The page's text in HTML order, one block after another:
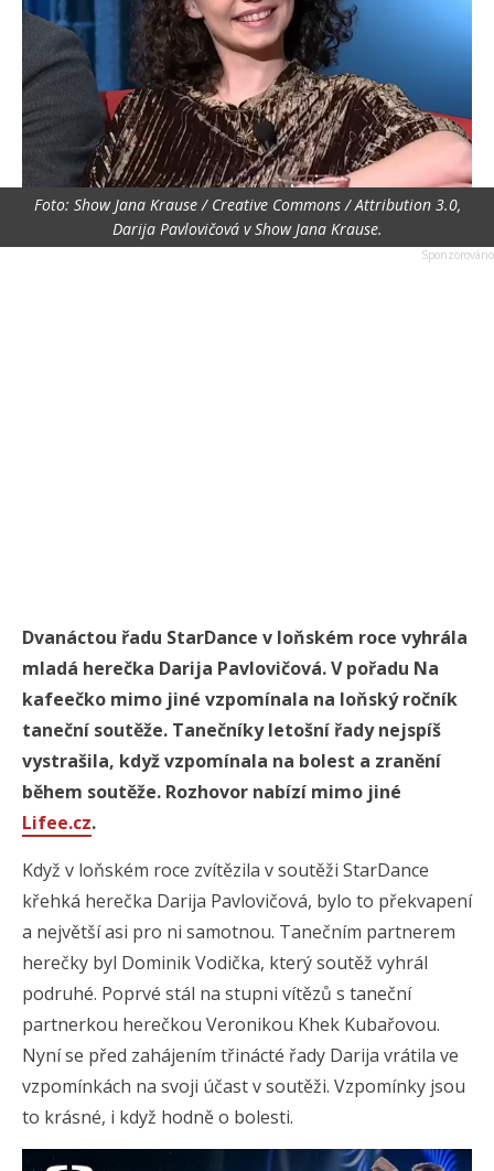
Foto: Show Jana Krause / Creative Commons / Attribution 3.0,
Darija Pavlovičová v Show Jana Krause.
Dvanáctou řadu StarDance v loňském roce vyhrála
mladá herečka Darija Pavlovičová. V pořadu Na
kafeečko mimo jiné vzpomínala na loňský ročník
taneční soutěže. Tanečníky letošní řady nejspíš
vystrašila, když vzpomínala na bolest a zranění
během soutěže. Rozhovor nabízí mimo jiné
Lifee.cz.
Když v loňském roce zvítězila v soutěži StarDance
křehká herečka Darija Pavlovičová, bylo to překvapení
a největší asi pro ni samotnou. Tanečním partnerem
herečky byl Dominik Vodička, který soutěž vyhrál
podruhé. Poprvé stál na stupni vítězů s taneční
partnerkou herečkou Veronikou Khek Kubařovou.
Nyní se před zahájením třinácté řady Darija vrátila ve
vzpomínkách na svoji účast v soutěži. Vzpomínky jsou
to krásné, i když hodně o bolesti.